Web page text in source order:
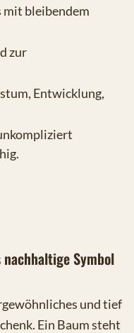
mit bleibendem
zur
Entwicklung,
Symbol
und tief
Ein Baum steht